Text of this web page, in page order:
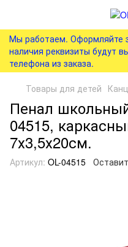
Мы работаем. Оформляйте
наличия реквизиты будут
телефона из заказа.
Товары для детей
Пенал
04515,
7х3,5х20см.
Артикул: OL-04515